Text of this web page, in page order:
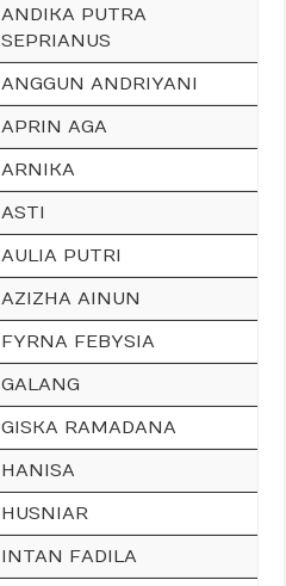
ANDIKA PUTRA
SEPRIANUS
ANGGUN ANDRIYANI
APRIN AGA
ARNIKA
ASTI
AULIA PUTRI
AZIZHA AINUN
FYRNA FEBYSIA
GALANG
GISKA RAMADANA
HANISA
HUSNIAR
INTAN FADILA